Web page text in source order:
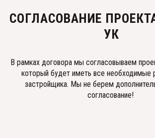
СОГЛАСОВАНИЕ
УК
В рамках договора мы согласовываем
который будет иметь все необходимые
застройщика. Мы не берем
согласование!